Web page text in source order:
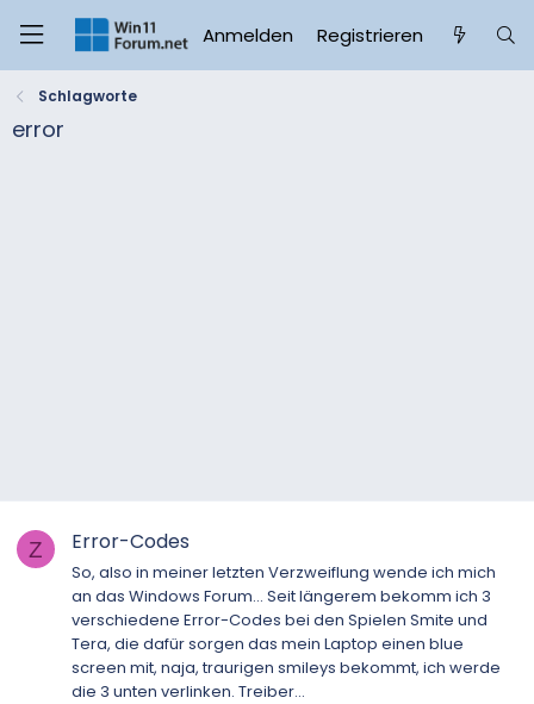
Anmelden Registrieren
Schlagworte
error
Z Error-Codes
So, also in meiner letzten Verzweiflung wende ich mich
an das Windows Forum... Seit längerem bekomm ich 3
verschiedene Error-Codes bei den Spielen Smite und
Tera, die dafür sorgen das mein Laptop einen blue
screen mit, naja, traurigen smileys bekommt, ich werde
die 3 unten verlinken. Treiber...